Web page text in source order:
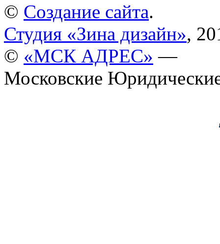
© Создание сайта.
Студия «Зина дизайн»,
© «МСК АДРЕС» —
Московские